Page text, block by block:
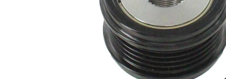
için
özel
alet
gerekli
920995